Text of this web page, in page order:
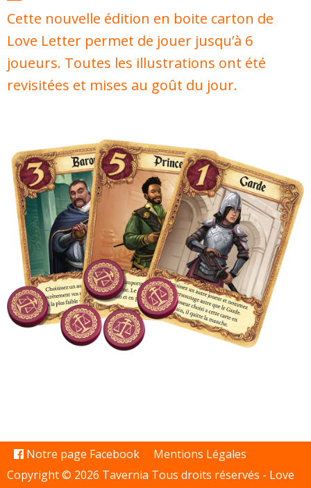
Cette nouvelle édition en boite carton de
Love Letter permet de jouer jusqu’à 6
joueurs. Toutes les illustrations ont été
revisitées et mises au goût du jour.
Notre page Facebook
Mentions Légales
Copyright © 2026 Tavernia Tous droits réservés - Love